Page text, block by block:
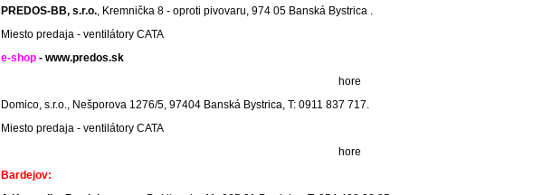
PREDOS-BB, s.r.o., Kremnička 8 - oproti pivovaru, 974 05 Banská Bystrica .
Miesto predaja - ventilátory CATA
e-shop - www.predos.sk
hore
Domico, s.r.o., Nešporova 1276/5, 97404 Banská Bystrica, T: 0911 837 717.
Miesto predaja - ventilátory CATA
hore
Bardejov: